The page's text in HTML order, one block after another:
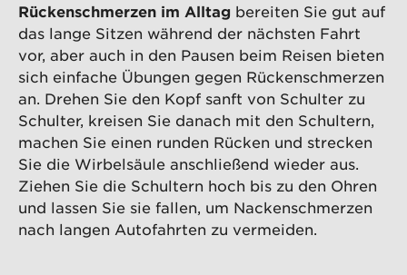
Rückenschmerzen im Alltag bereiten Sie gut auf
das lange Sitzen während der nächsten Fahrt
vor, aber auch in den Pausen beim Reisen bieten
sich einfache Übungen gegen Rückenschmerzen
an. Drehen Sie den Kopf sanft von Schulter zu
Schulter, kreisen Sie danach mit den Schultern,
machen Sie einen runden Rücken und strecken
Sie die Wirbelsäule anschließend wieder aus.
Ziehen Sie die Schultern hoch bis zu den Ohren
und lassen Sie sie fallen, um Nackenschmerzen
nach langen Autofahrten zu vermeiden.